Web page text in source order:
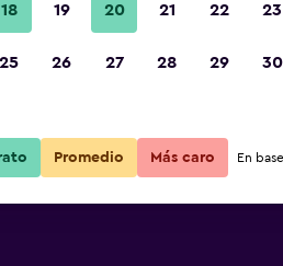
$181 Ver oferta
18 19 20 21 22 23
25 26 27 28 29 30
Promedio Más caro En